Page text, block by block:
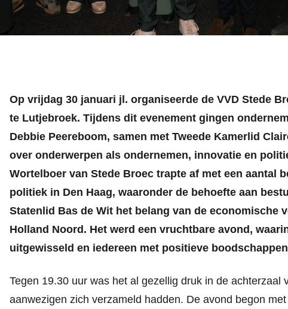
Op vrijdag 30 januari jl. organiseerde de VVD Stede
te Lutjebroek. Tijdens dit evenement gingen
Debbie Peereboom, samen met Tweede Kamerlid
over onderwerpen als ondernemen, innovatie en
Wortelboer van Stede Broec trapte af met een aantal
politiek in Den Haag, waaronder de behoefte aan
Statenlid Bas de Wit het belang van de economische
Holland Noord. Het werd een vruchtbare avond,
uitgewisseld en iedereen met positieve
Tegen 19.30 uur was het al gezellig druk in de achterzaal
aanwezigen zich verzameld hadden. De avond begon